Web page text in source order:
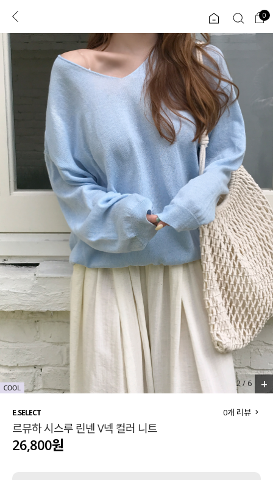
로그인 0
ENG
TW
JP
플러스핏 회원혜택
CATEGORY COMMUNITY
도착보장⚡
인플루언서 pick!
MADE
세트할인 ~30%
하객룩
살안타템
110사이즈
티셔츠
ALL
익스클루시브
아우터
티셔츠
니트
원피스
팬츠
스커트
언더웨어
0
2/ 6 +
E.SELECT
르뮤하 시스루 린넨 V넥 컬러 니트
0개 리뷰
26,800원